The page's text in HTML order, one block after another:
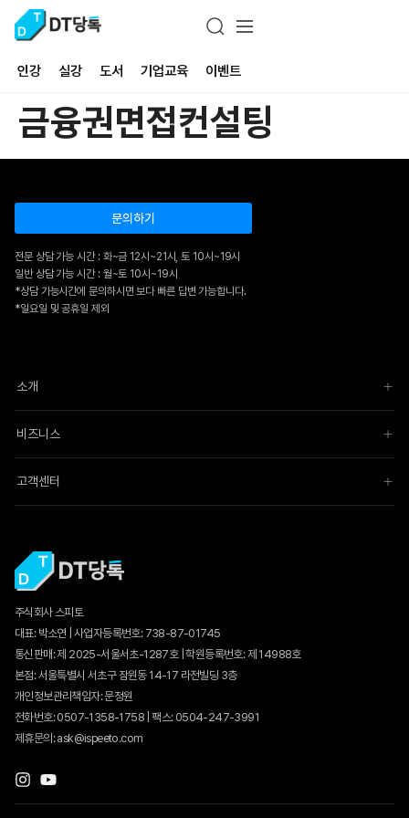
인강 실강 도서 기업교육 이벤트
금융권면접컨설팅
문의하기
전문 상담 가능 시간 : 화~금 12시~21시, 토 10시~19시
일반 상담 가능 시간 : 월~토 10시~19시
*상담 가능시간에 문의하시면 보다 빠른 답변 가능합니다.
*일요일 및 공휴일 제외
소개
비즈니스
고객센터
주식회사 스피토
대표: 박소연 | 사업자등록번호: 738-87-01745
통신판매:제 2025-서울서초-1287호| 학원등록번호: 제 14988호
본점: 서울특별시 서초구 잠원동 14-17 라전빌딩 3층
개인정보관리책임자: 문정원
전화번호: 0507-1358-1758 | 팩스: 0504-247-3991
제휴문의: ask@ispeeto.com